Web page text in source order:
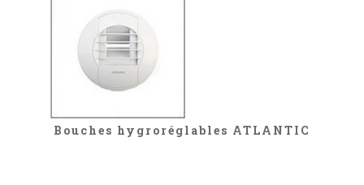
Bouches hygroréglables ATLANTIC